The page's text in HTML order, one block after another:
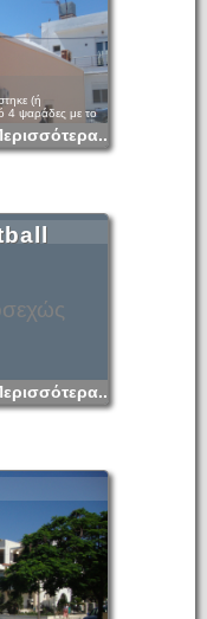
(ή
4 ψαράδες με το